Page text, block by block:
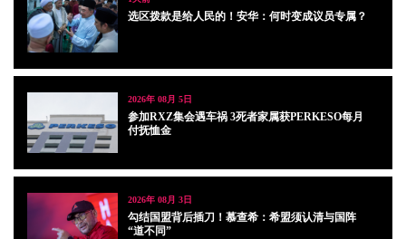
选区拨款是给人民的！安华：何时变成议员专属？
2026年 08月 5日
参加RXZ集会遇车祸 3死者家属获PERKESO每月
付抚恤金
2026年 08月 3日
勾结国盟背后插刀！慕查希：希盟须认清与国阵
“道不同”